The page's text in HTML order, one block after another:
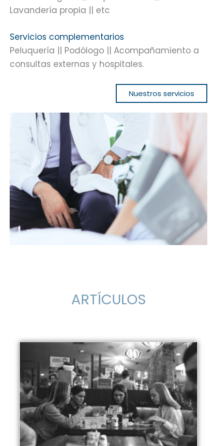
Lavandería propia || etc
Servicios complementarios
Peluquería || Podólogo || Acompañamiento a
consultas externas y hospitales.
Nuestros servicios
ARTÍCULOS